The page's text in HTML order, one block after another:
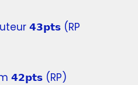
𝟰𝟯𝗽𝘁𝘀 (RP
𝟰𝟮𝗽𝘁𝘀 (RP)